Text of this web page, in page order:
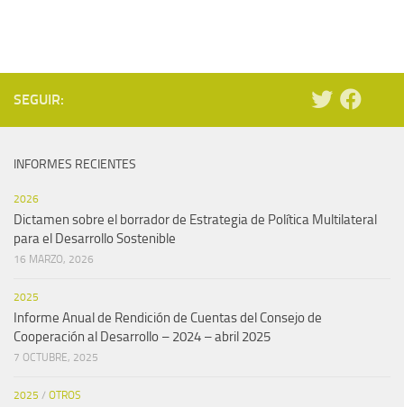
SEGUIR:
INFORMES RECIENTES
2026
Dictamen sobre el borrador de Estrategia de Política Multilateral
para el Desarrollo Sostenible
16 MARZO, 2026
2025
Informe Anual de Rendición de Cuentas del Consejo de
Cooperación al Desarrollo – 2024 – abril 2025
7 OCTUBRE, 2025
2025 / OTROS